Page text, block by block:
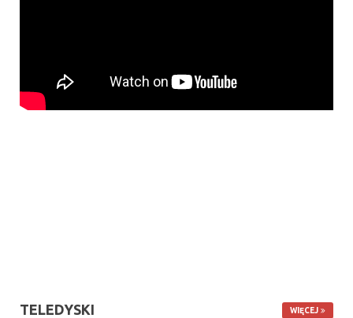
TELEDYSKI WIĘCEJ